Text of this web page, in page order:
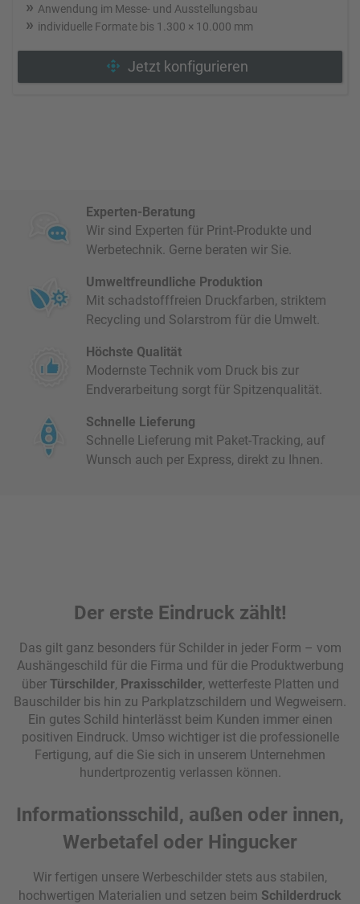
Anwendung im Messe- und Ausstellungsbau
individuelle Formate bis 1.300 × 10.000 mm
Jetzt konfigurieren
Experten-Beratung
Wir sind Experten für Print-Produkte und
Werbetechnik. Gerne beraten wir Sie.
Umweltfreundliche Produktion
Mit schadstofffreien Druckfarben, striktem
Recycling und Solarstrom für die Umwelt.
Höchste Qualität
Modernste Technik vom Druck bis zur
Endverarbeitung sorgt für Spitzenqualität.
Schnelle Lieferung
Schnelle Lieferung mit Paket-Tracking, auf
Wunsch auch per Express, direkt zu Ihnen.
Der erste Eindruck zählt!
Das gilt ganz besonders für Schilder in jeder Form – vom
Aushängeschild für die Firma und für die Produktwerbung
über Türschilder, Praxisschilder, wetterfeste Platten und
Bauschilder bis hin zu Parkplatzschildern und Wegweisern.
Ein gutes Schild hinterlässt beim Kunden immer einen
positiven Eindruck. Umso wichtiger ist die professionelle
Fertigung, auf die Sie sich in unserem Unternehmen
hundertprozentig verlassen können.
Informationsschild, außen oder innen,
Werbetafel oder Hingucker
Wir fertigen unsere Werbeschilder stets aus stabilen,
hochwertigen Materialien und setzen beim Schilderdruck